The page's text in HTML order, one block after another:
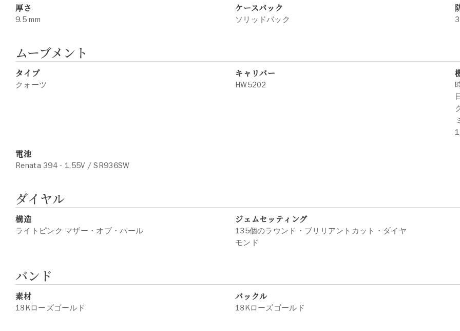
厚さ
9.5 mm
ケースバック
ソリッドバック 3
ムーブメント
タイプ
クォーツ
キャリバー
HW5202
電池
Renata 394 - 1.55V / SR936SW
ダイヤル
構造
ライトピンク マザー・オブ・パール
ジェムセッティング
135個のラウンド・ブリリアントカット・ダイヤ
モンド
バンド
素材
18Kローズゴールド
バックル
18Kローズゴールド